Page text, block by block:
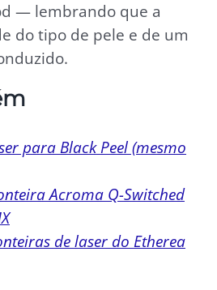
— lembrando que a
do tipo de pele e de um
para Black Peel (mesmo
Acroma Q-Switched
de laser do Etherea